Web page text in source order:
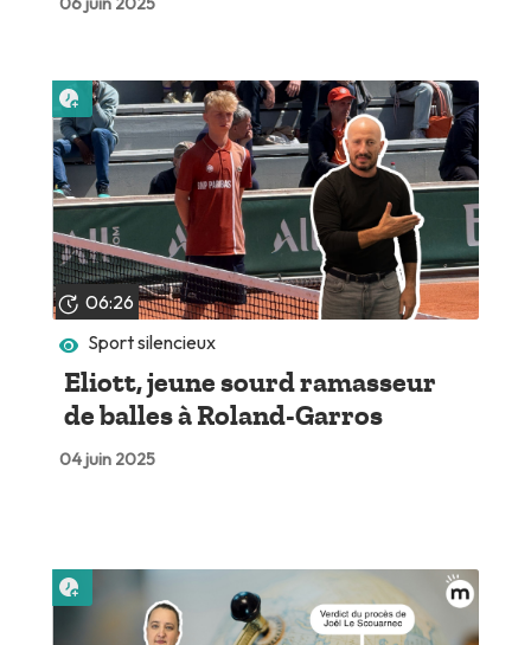
06:26
Sport silencieux
Eliott, jeune sourd ramasseur
de balles à Roland-Garros
04 juin 2025
Lire plus tard